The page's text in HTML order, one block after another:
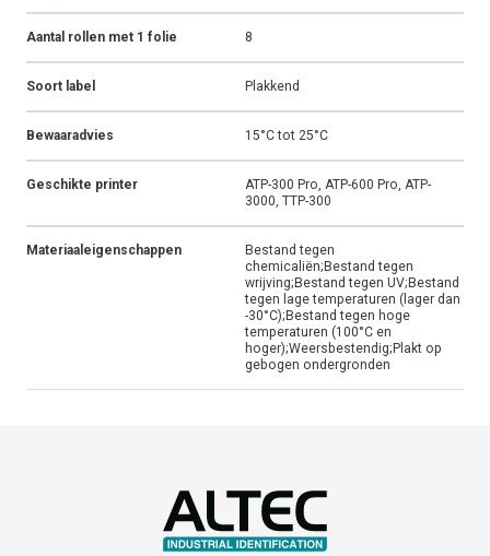
Aantal rollen met 1 folie 8
Soort label Plakkend
Bewaaradvies 15°C tot 25°C
Geschikte printer
ATP-300 Pro, ATP-600 Pro, ATP-
3000, TTP-300
Materiaaleigenschappen
Bestand tegen
chemicaliën;Bestand tegen
wrijving;Bestand tegen UV;Bestand
tegen lage temperaturen (lager dan
-30°C);Bestand tegen hoge
temperaturen (100°C en
hoger);Weersbestendig;Plakt op
gebogen ondergronden